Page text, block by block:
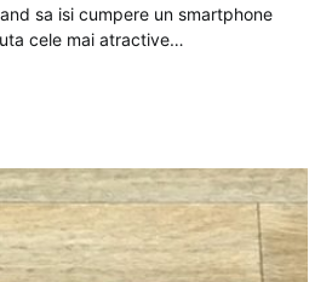
sa isi cumpere un smartphone
cele mai atractive…